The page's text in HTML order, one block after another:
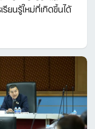
ยนรู้ใหม่ที่เกิดขึ้นได้